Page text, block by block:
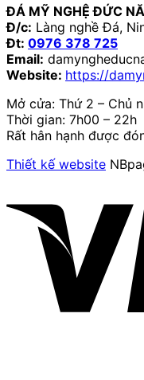
ĐÁ MỸ NGHỆ ĐỨC
Đ/c: Làng nghề Đá,
Đt: 0976 378 725
Email:
Website: https://
Mở cửa: Thứ 2 – Chủ
Thời gian: 7h00 – 22h
Rất hân hạnh được
Thiết kế website